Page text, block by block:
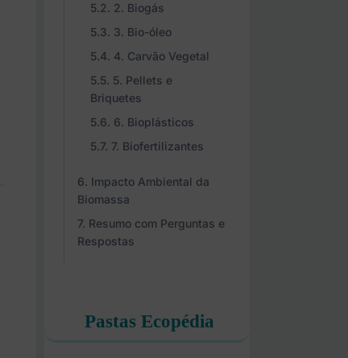
2. Biogás
3. Bio-óleo
4. Carvão Vegetal
5. Pellets e
Briquetes
6. Bioplásticos
7. Biofertilizantes
Impacto Ambiental da
Biomassa
Resumo com Perguntas e
Respostas
Pastas Ecopédia